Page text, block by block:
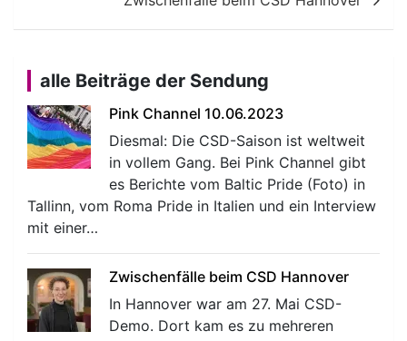
alle Beiträge der Sendung
Pink Channel 10.06.2023
Diesmal: Die CSD-Saison ist weltweit
in vollem Gang. Bei Pink Channel gibt
es Berichte vom Baltic Pride (Foto) in
Tallinn, vom Roma Pride in Italien und ein Interview
mit einer…
Zwischenfälle beim CSD Hannover
In Hannover war am 27. Mai CSD-
Demo. Dort kam es zu mehreren